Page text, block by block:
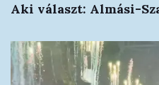
Aki választ: Almási-